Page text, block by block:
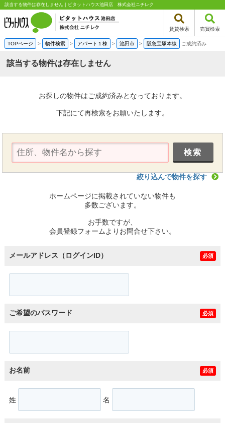
該当する物件は存在しません｜ピタットハウス池田店 株式会社ニチレク
賃貸検索 売買検索
TOPページ > 物件検索 > アパート１棟 > 池田市 > 阪急宝塚本線 ご成約済み
該当する物件は存在しません
お探しの物件はご成約済みとなっております。
下記にて再検索をお願いたします。
絞り込んで物件を探す
ホームページに掲載されていない物件も
多数ございます。
お手数ですが、
会員登録フォームよりお問合せ下さい。
メールアドレス（ログインID） 必須
ご希望のパスワード 必須
お名前 必須
姓 名